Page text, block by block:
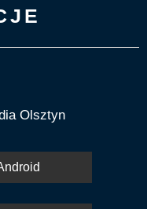
Olsztyn